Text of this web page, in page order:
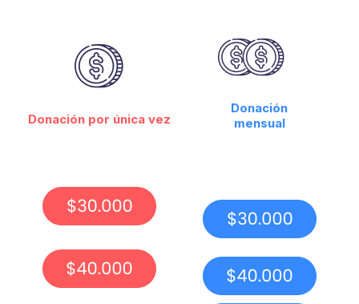
Donación por única vez
Donación
mensual